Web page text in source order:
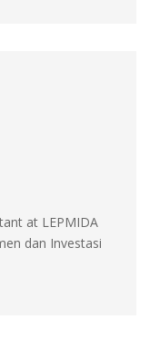
at LEPMIDA
dan Investasi